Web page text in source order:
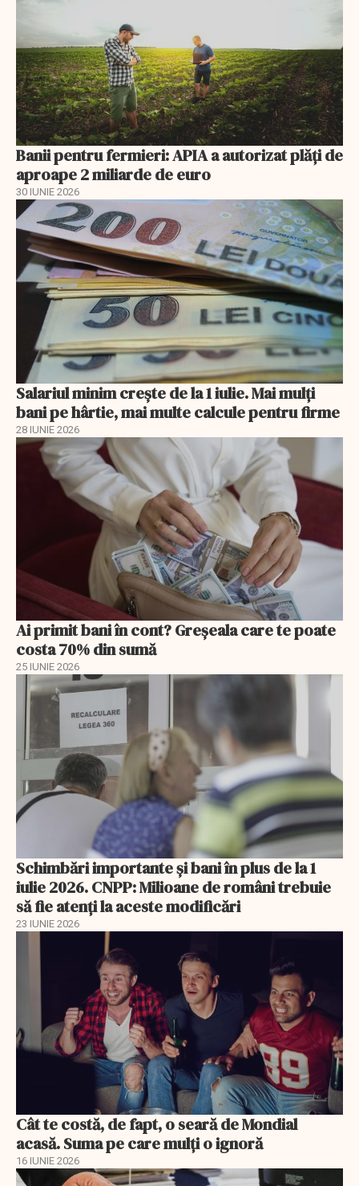
Banii pentru fermieri: APIA a autorizat plăți de
aproape 2 miliarde de euro
30 IUNIE 2026
Salariul minim crește de la 1 iulie. Mai mulți
bani pe hârtie, mai multe calcule pentru firme
28 IUNIE 2026
Ai primit bani în cont? Greșeala care te poate
costa 70% din sumă
25 IUNIE 2026
Schimbări importante şi bani în plus de la 1
iulie 2026. CNPP: Milioane de români trebuie
să fie atenți la aceste modificări
23 IUNIE 2026
Cât te costă, de fapt, o seară de Mondial
acasă. Suma pe care mulți o ignoră
16 IUNIE 2026